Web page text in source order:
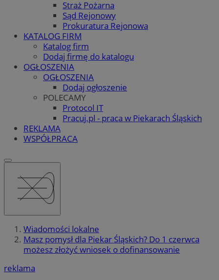
Straż Pożarna
Sąd Rejonowy
Prokuratura Rejonowa
KATALOG FIRM
Katalog firm
Dodaj firmę do katalogu
OGŁOSZENIA
OGŁOSZENIA
Dodaj ogłoszenie
POLECAMY
Protocol IT
Pracuj.pl - praca w Piekarach Śląskich
REKLAMA
WSPÓŁPRACA
Wiadomości lokalne
Masz pomysł dla Piekar Śląskich? Do 1 czerwca
możesz złożyć wniosek o dofinansowanie
reklama